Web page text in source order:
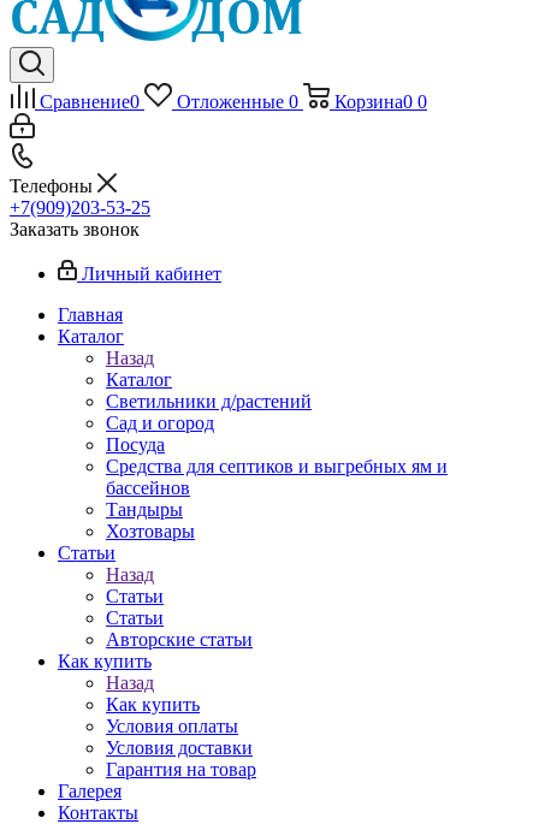
Сравнение0 Отложенные 0 Корзина0 0
Телефоны
+7(909)203-53-25
Заказать звонок
Личный кабинет
Главная
Каталог
Назад
Каталог
Светильники д/растений
Сад и огород
Посуда
Средства для септиков и выгребных ям и
бассейнов
Тандыры
Хозтовары
Статьи
Назад
Статьи
Статьи
Авторские статьи
Как купить
Назад
Как купить
Условия оплаты
Условия доставки
Гарантия на товар
Галерея
Контакты